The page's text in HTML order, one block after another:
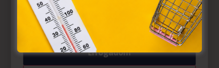
felhasználó számítógépén vagy egyéb eszközén történő
tárolásához a felhasználók hozzájárulását kell kérniük.
Elfogadom